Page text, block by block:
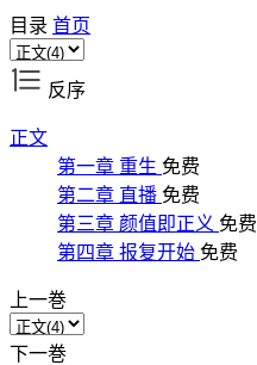
目录 首页
反序
正文
第一章 重生 免费
第二章 直播 免费
第三章 颜值即正义 免费
第四章 报复开始 免费
上一巻
下一巻